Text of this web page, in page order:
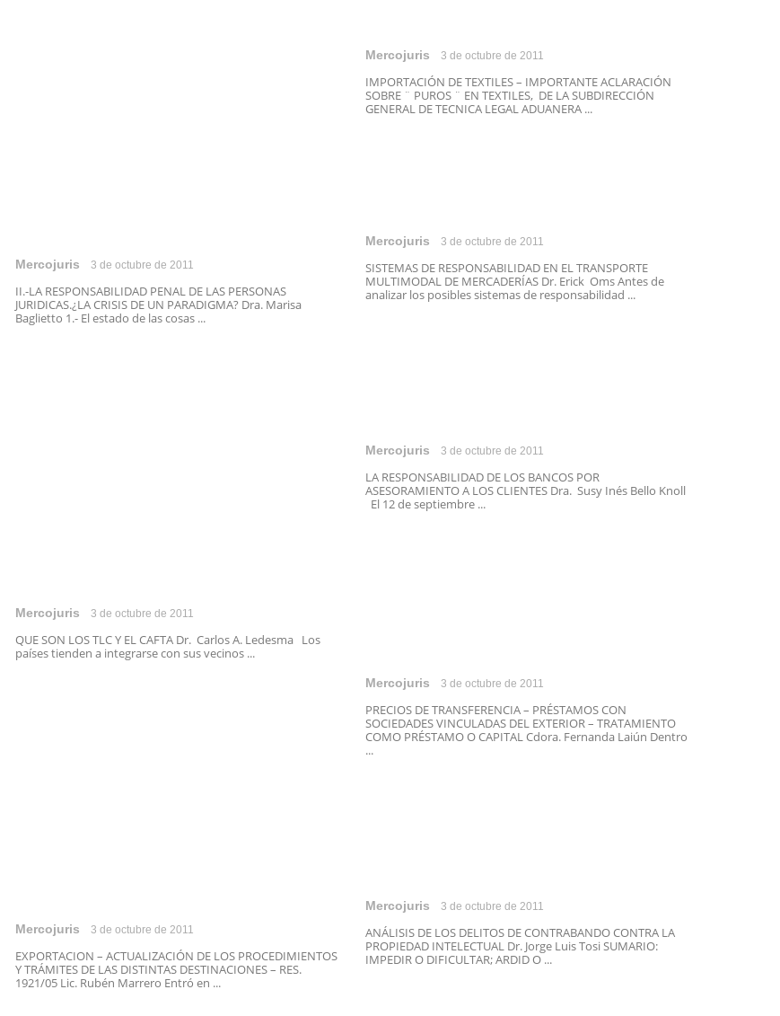
Mercojuris 3 de octubre de 2011
IMPORTACIÓN DE TEXTILES – IMPORTANTE ACLARACIÓN
SOBRE ¨ PUROS ¨ EN TEXTILES, DE LA SUBDIRECCIÓN
GENERAL DE TECNICA LEGAL ADUANERA ...
Mercojuris 3 de octubre de 2011
II.-LA RESPONSABILIDAD PENAL DE LAS PERSONAS
JURIDICAS.¿LA CRISIS DE UN PARADIGMA? Dra. Marisa
Baglietto 1.- El estado de las cosas ...
Mercojuris 3 de octubre de 2011
SISTEMAS DE RESPONSABILIDAD EN EL TRANSPORTE
MULTIMODAL DE MERCADERÍAS Dr. Erick Oms Antes de
analizar los posibles sistemas de responsabilidad ...
Mercojuris 3 de octubre de 2011
LA RESPONSABILIDAD DE LOS BANCOS POR
ASESORAMIENTO A LOS CLIENTES Dra. Susy Inés Bello Knoll
El 12 de septiembre ...
Mercojuris 3 de octubre de 2011
QUE SON LOS TLC Y EL CAFTA Dr. Carlos A. Ledesma Los
países tienden a integrarse con sus vecinos ...
Mercojuris 3 de octubre de 2011
PRECIOS DE TRANSFERENCIA – PRÉSTAMOS CON
SOCIEDADES VINCULADAS DEL EXTERIOR – TRATAMIENTO
COMO PRÉSTAMO O CAPITAL Cdora. Fernanda Laiún Dentro
...
Mercojuris 3 de octubre de 2011
EXPORTACION – ACTUALIZACIÓN DE LOS PROCEDIMIENTOS
Y TRÁMITES DE LAS DISTINTAS DESTINACIONES – RES.
1921/05 Lic. Rubén Marrero Entró en ...
Mercojuris 3 de octubre de 2011
ANÁLISIS DE LOS DELITOS DE CONTRABANDO CONTRA LA
PROPIEDAD INTELECTUAL Dr. Jorge Luis Tosi SUMARIO:
IMPEDIR O DIFICULTAR; ARDID O ...